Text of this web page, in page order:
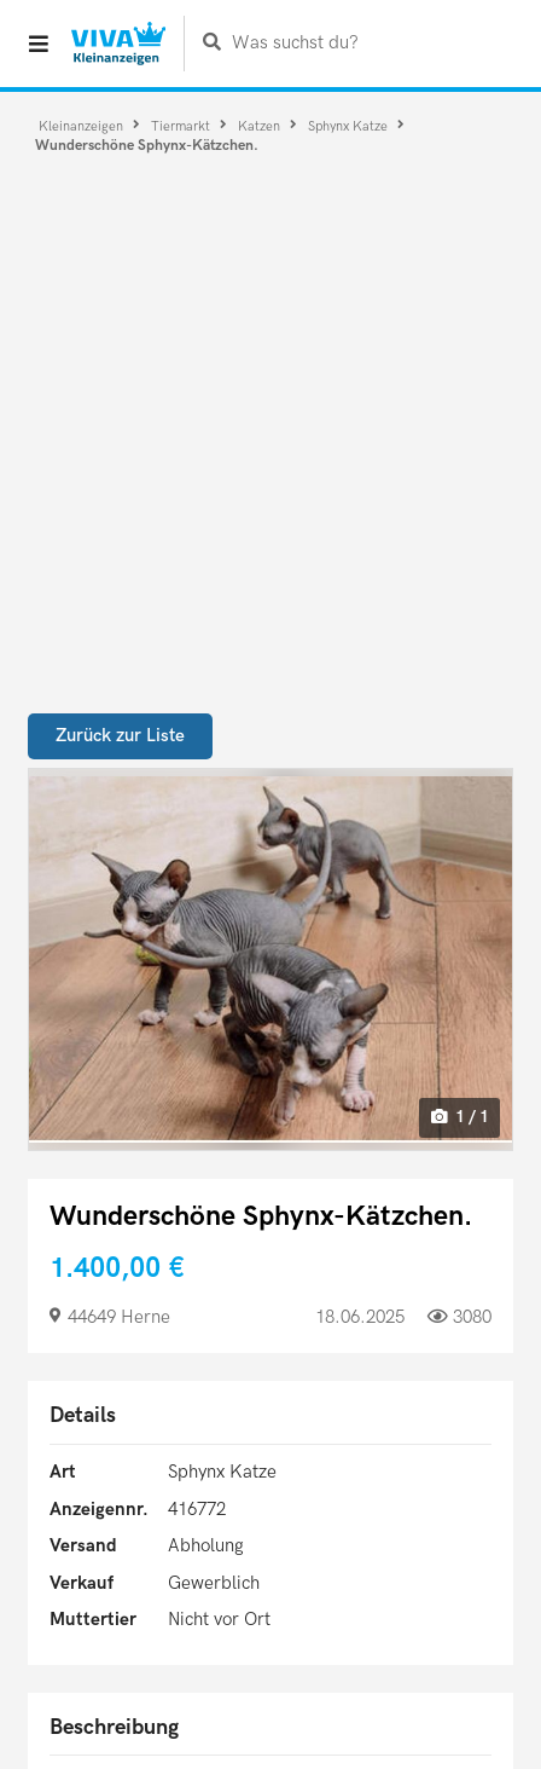
Was suchst du?
Kleinanzeigen Tiermarkt Katzen Sphynx Katze
Wunderschöne Sphynx-Kätzchen.
Zurück zur Liste
1 / 1
Wunderschöne Sphynx-Kätzchen.
1.400,00 €
44649 Herne 18.06.2025 3080
Details
Art
Sphynx Katze
Anzeigennr.
416772
Versand
Abholung
Verkauf
Gewerblich
Muttertier
Nicht vor Ort
Beschreibung